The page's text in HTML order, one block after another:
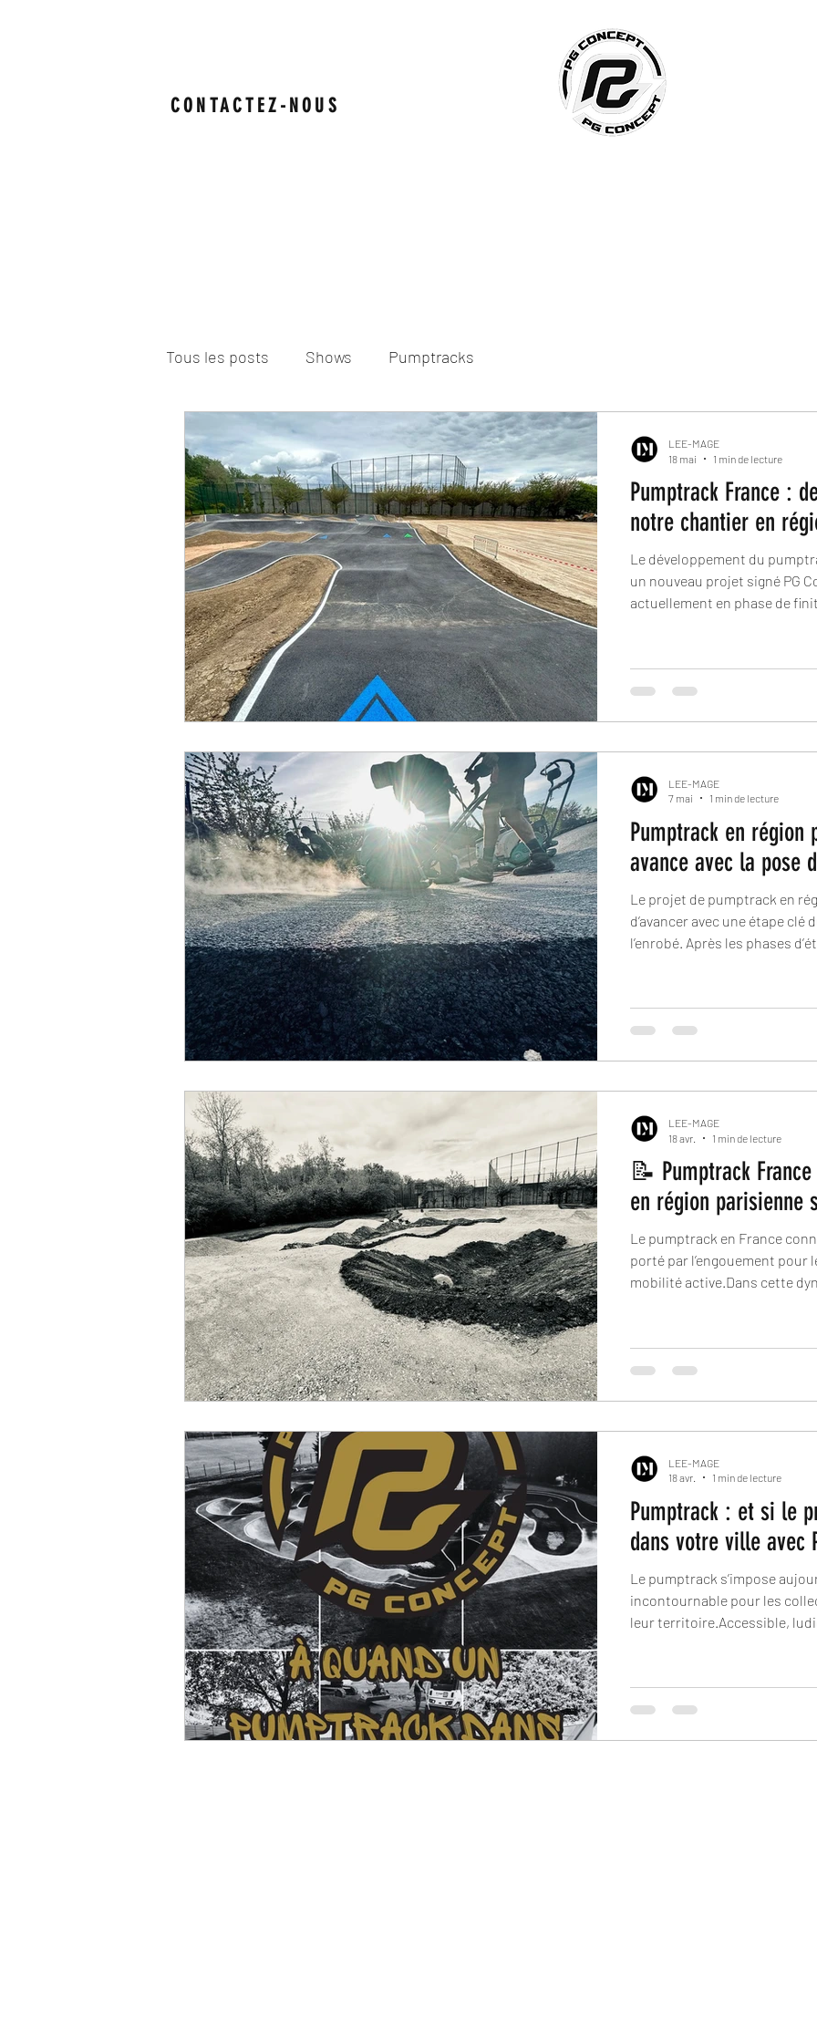
CONTACTEZ-NOUS
Tous les posts Shows Pumptracks
Pumptrack France :
notre chantier en
Le développement du
un nouveau projet signé PG
actuellement en phase de
ouverture officielle.
LEE-MAGE
18 mai
1 min de lecture
Pumptrack en
avance avec la pose
Le projet de pumptrack en
d’avancer avec une étape clé
l’enrobé. Après les phases d’étude, de préparation du site et
performant et durable.
LEE-MAGE
7 mai
1 min de lecture
📝 Pumptrack
en région parisienne
Le pumptrack en France
porté par l’engouement pour
mobilité active.Dans cette
LEE-MAGE
18 avr.
1 min de lecture
Pumptrack : et si le
dans votre ville avec
Le pumptrack s’impose
incontournable pour les
leur territoire.Accessible,
LEE-MAGE
18 avr.
1 min de lecture